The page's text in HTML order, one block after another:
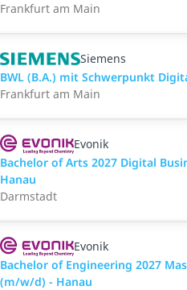
Frankfurt am Main
Siemens
BWL (B.A.) mit Schwerpunkt
Frankfurt am Main
Evonik
Bachelor of Arts 2027 Digital
Hanau
Darmstadt
Evonik
Bachelor of Engineering 2027
(m/w/d) - Hanau